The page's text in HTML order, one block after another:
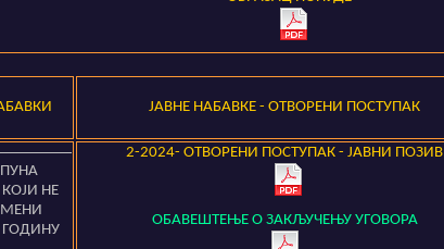
ЈАВНЕ НАБАВКЕ - ОТВОРЕНИ ПОСТУПАК
НЕ
ГОДИНУ
2-2024- OТВОРЕНИ ПОСТУПАК - ЈАВНИ ПОЗИВ
ОБАВЕШТЕЊЕ О ЗАКЉУЧЕЊУ УГОВОРА